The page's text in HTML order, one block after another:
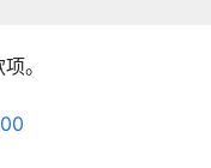
。